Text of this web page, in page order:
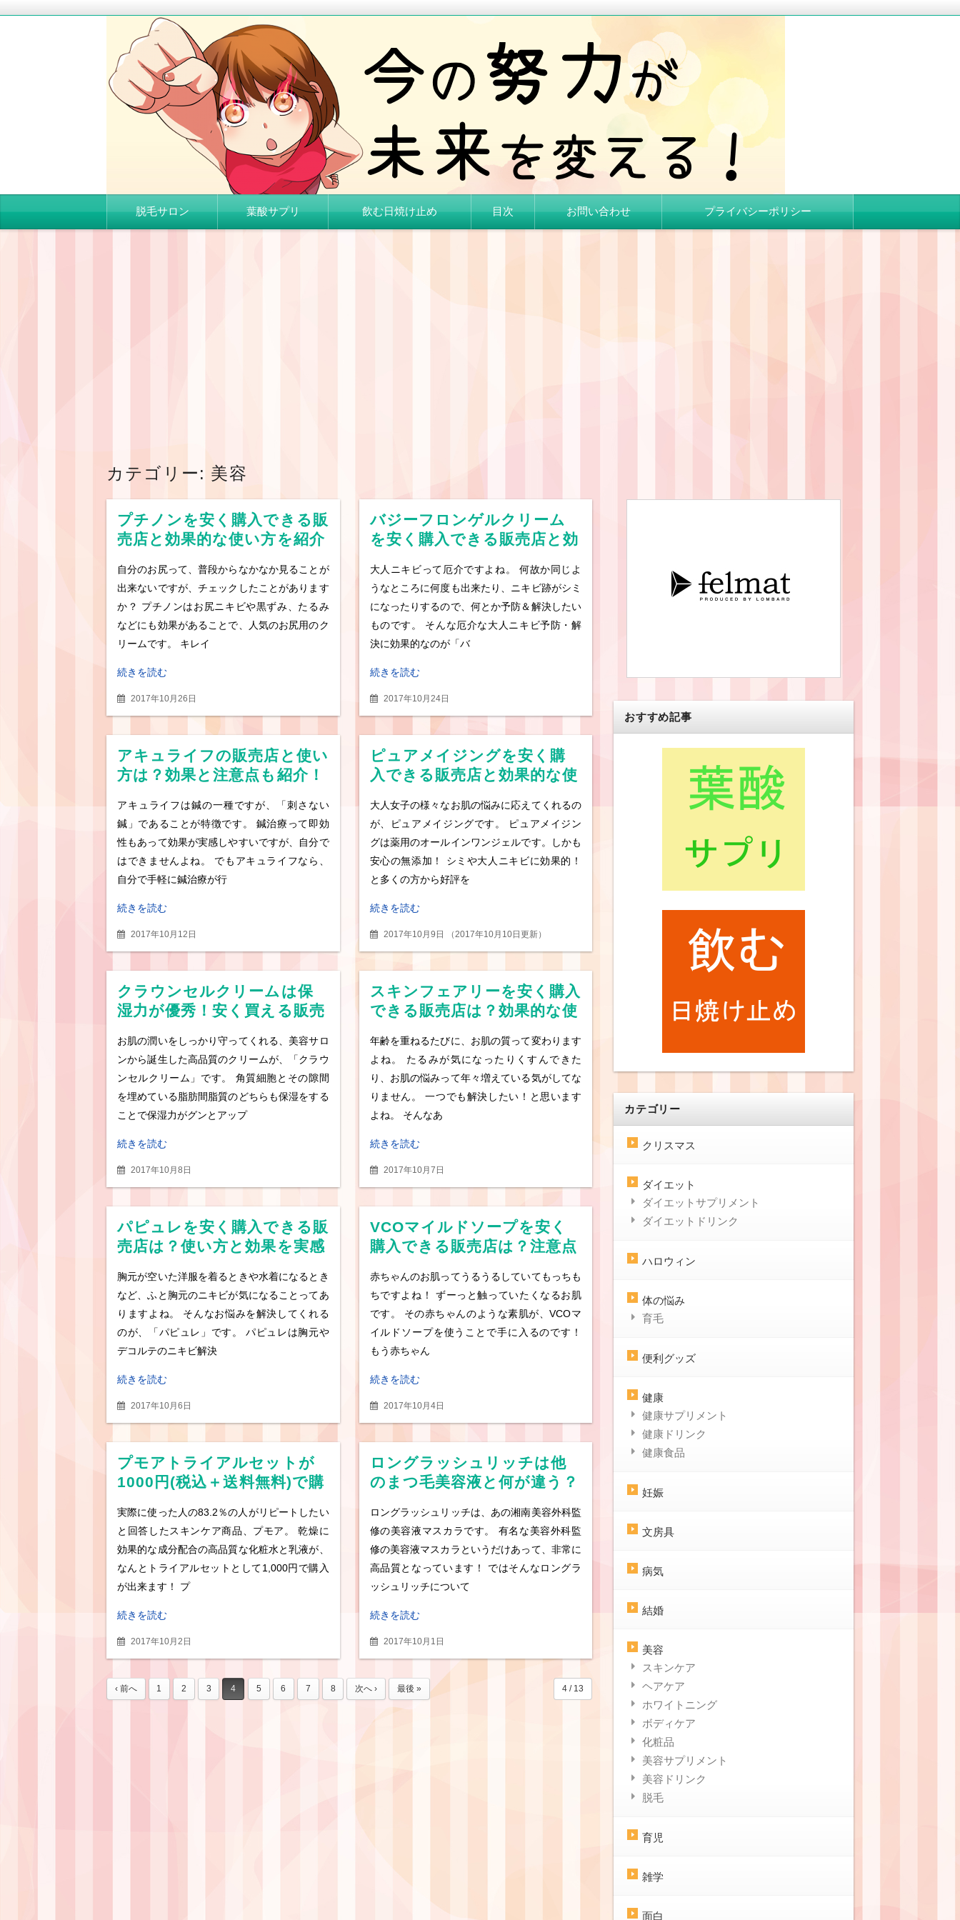
５分で得する豆知識ブログ
ダイエット・脱毛などの悩みを解決する情報を提供しているブログです。
ン
脱毛サロン 葉酸サプリ 飲む日焼け止め 目次 お問い合わせ プライバシーポリシー
カテゴリー: 美容
プチノンを安く購入できる販
売店と効果的な使い方を紹介
自分のお尻って、普段からなかなか見ることが
出来ないですが、チェックしたことがあります
か？ プチノンはお尻ニキビや黒ずみ、たるみ
などにも効果があることで、人気のお尻用のク
リームです。 キレイ
続きを読む
2017年10月26日
バジーフロンゲルクリーム
を安く購入できる販売店と効
大人ニキビって厄介ですよね。 何故か同じよ
うなところに何度も出来たり、ニキビ跡がシミ
になったりするので、何とか予防＆解決したい
ものです。 そんな厄介な大人ニキビ予防・解
決に効果的なのが「バ
続きを読む
2017年10月24日
アキュライフの販売店と使い
方は？効果と注意点も紹介！
アキュライフは鍼の一種ですが、「刺さない
鍼」であることが特徴です。 鍼治療って即効
性もあって効果が実感しやすいですが、自分で
はできませんよね。 でもアキュライフなら、
自分で手軽に鍼治療が行
続きを読む
2017年10月12日
ピュアメイジングを安く購
入できる販売店と効果的な使
大人女子の様々なお肌の悩みに応えてくれるの
が、ピュアメイジングです。 ピュアメイジン
グは薬用のオールインワンジェルです。しかも
安心の無添加！ シミや大人ニキビに効果的！
と多くの方から好評を
続きを読む
2017年10月9日 （2017年10月10日更新）
クラウンセルクリームは保
湿力が優秀！安く買える販売
お肌の潤いをしっかり守ってくれる、美容サロ
ンから誕生した高品質のクリームが、「クラウ
ンセルクリーム」です。 角質細胞とその隙間
を埋めている脂肪間脂質のどちらも保湿をする
ことで保湿力がグンとアップ
続きを読む
2017年10月8日
スキンフェアリーを安く購入
できる販売店は？効果的な使
年齢を重ねるたびに、お肌の質って変わります
よね。 たるみが気になったりくすんできた
り、お肌の悩みって年々増えている気がしてな
りません。 一つでも解決したい！と思います
よね。 そんなあ
続きを読む
2017年10月7日
パピュレを安く購入できる販
売店は？使い方と効果を実感
胸元が空いた洋服を着るときや水着になるとき
など、ふと胸元のニキビが気になることってあ
りますよね。 そんなお悩みを解決してくれる
のが、「パピュレ」です。 パピュレは胸元や
デコルテのニキビ解決
続きを読む
2017年10月6日
VCOマイルドソープを安く
購入できる販売店は？注意点
かも
赤ちゃんのお肌ってうるうるしていてもっちも
ちですよね！ ずーっと触っていたくなるお肌
です。 その赤ちゃんのような素肌が、VCOマ
イルドソープを使うことで手に入るのです！
もう赤ちゃん
続きを読む
2017年10月4日
プモアトライアルセットが
1000円(税込＋送料無料)で購
実際に使った人の83.2％の人がリピートしたい
と回答したスキンケア商品、プモア。 乾燥に
効果的な成分配合の高品質な化粧水と乳液が、
なんとトライアルセットとして1,000円で購入
が出来ます！ プ
続きを読む
2017年10月2日
ロングラッシュリッチは他
のまつ毛美容液と何が違う？
ロングラッシュリッチは、あの湘南美容外科監
修の美容液マスカラです。 有名な美容外科監
修の美容液マスカラというだけあって、非常に
高品質となっています！ ではそんなロングラ
ッシュリッチについて
続きを読む
2017年10月1日
‹ 前へ 1 2 3 4 5 6 7 8 次へ › 最後 » 4 / 13
おすすめ記事
カテゴリー
クリスマス
ダイエット
ダイエットサプリメント
ダイエットドリンク
ハロウィン
体の悩み
育毛
便利グッズ
健康
健康サプリメント
健康ドリンク
健康食品
妊娠
文房具
病気
結婚
美容
スキンケア
ヘアケア
ホワイトニング
ボディケア
化粧品
美容サプリメント
美容ドリンク
脱毛
育児
雑学
面白